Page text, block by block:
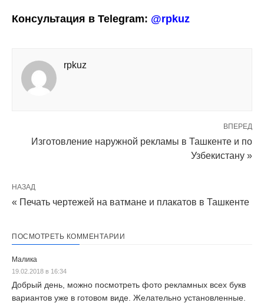
Консультация в Telegram: @rpkuz
rpkuz
ВПЕРЕД
Изготовление наружной рекламы в Ташкенте и по
Узбекистану »
НАЗАД
« Печать чертежей на ватмане и плакатов в Ташкенте
ПОСМОТРЕТЬ КОММЕНТАРИИ
Малика
19.02.2018 в 16:34
Добрый день, можно посмотреть фото рекламных всех букв
вариантов уже в готовом виде. Желательно установленные.